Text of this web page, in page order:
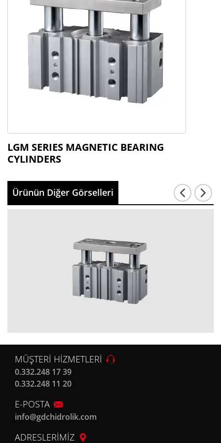
LGM SERIES MAGNETIC BEARING
CYLINDERS
Ürünün Diğer Görselleri
MÜŞTERİ HİZMETLERİ
0.332.248 17 39
0.332.248 11 20
E-POSTA
info@gdchidrolik.com
ADRESLERİMİZ